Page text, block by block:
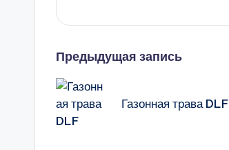
Навигация
записи
Предыдущая запись
Газонная трава DLF